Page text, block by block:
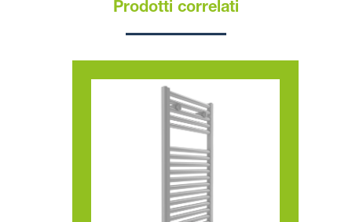
Prodotti correlati